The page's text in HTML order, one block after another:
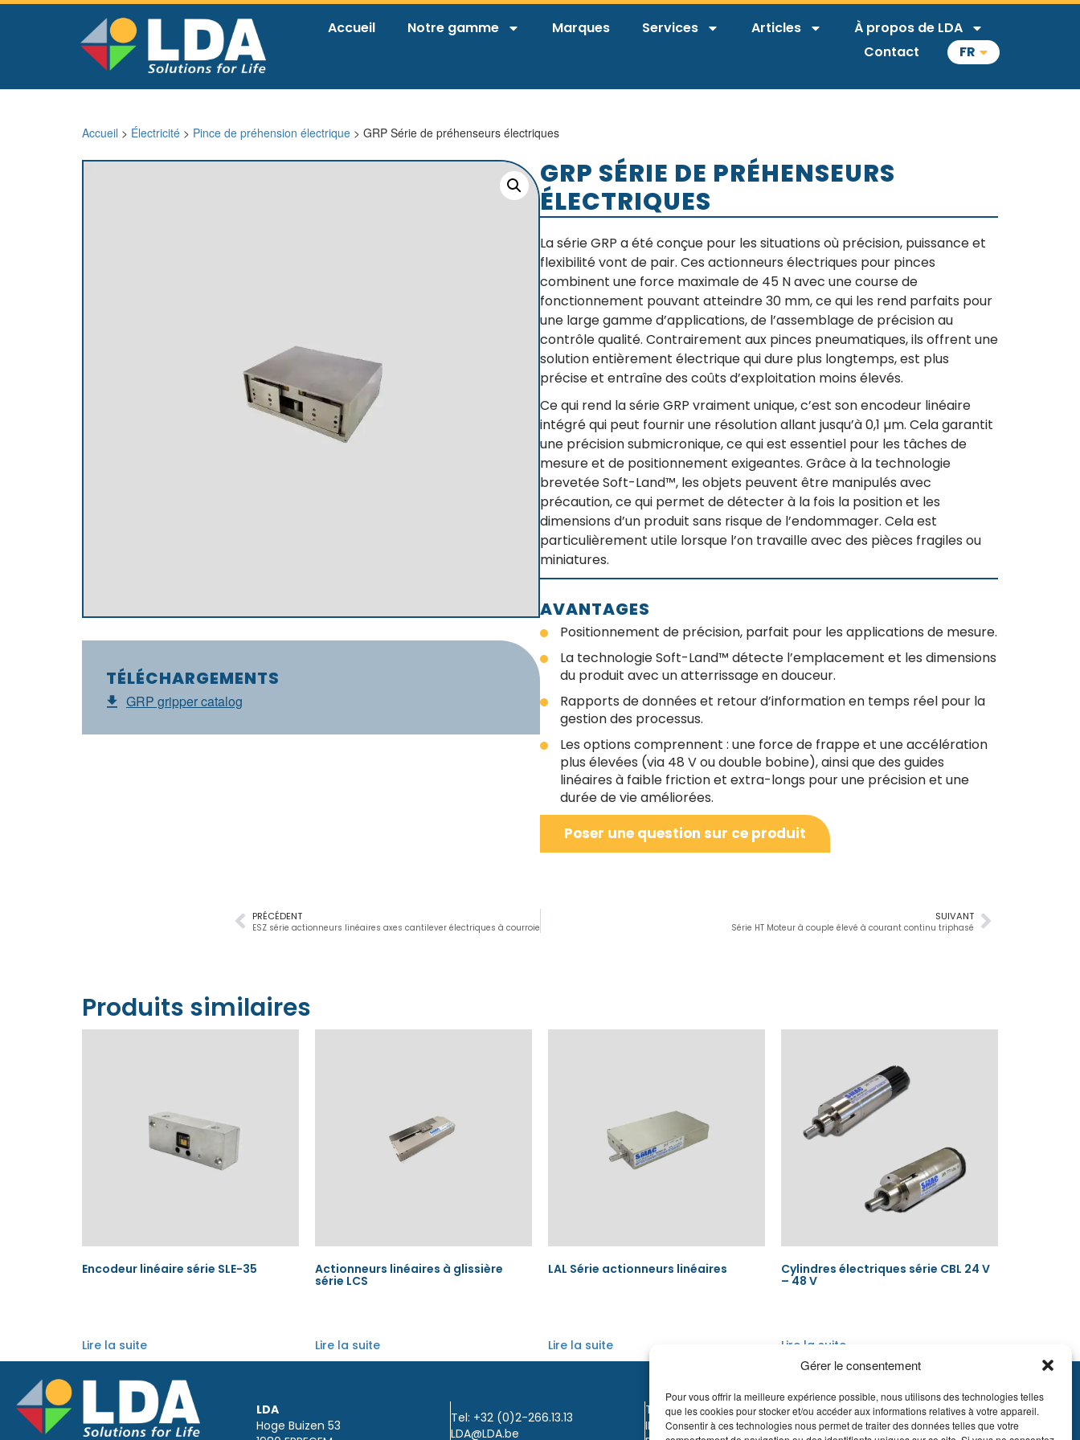
Gérer le consentement
Pour vous offrir la meilleure expérience possible, nous utilisons des technologies telles
que les cookies pour stocker et/ou accéder aux informations relatives à votre appareil.
Consentir à ces technologies nous permet de traiter des données telles que votre
Accueil Notre gamme Marques Services Articles
À propos de LDA
Contact
FR
Accueil > Électricité > Pince de préhension électrique > GRP Série de préhenseurs électriques
TÉLÉCHARGEMENTS
GRP gripper catalog
GRP SÉRIE DE PRÉHENSEURS
ÉLECTRIQUES
La série GRP a été conçue pour les situations où précision, puissance et
flexibilité vont de pair. Ces actionneurs électriques pour pinces
combinent une force maximale de 45 N avec une course de
fonctionnement pouvant atteindre 30 mm, ce qui les rend parfaits pour
une large gamme d’applications, de l’assemblage de précision au
contrôle qualité. Contrairement aux pinces pneumatiques, ils offrent une
solution entièrement électrique qui dure plus longtemps, est plus
précise et entraîne des coûts d’exploitation moins élevés.
Ce qui rend la série GRP vraiment unique, c’est son encodeur linéaire
intégré qui peut fournir une résolution allant jusqu’à 0,1 µm. Cela garantit
une précision submicronique, ce qui est essentiel pour les tâches de
mesure et de positionnement exigeantes. Grâce à la technologie
brevetée Soft-Land™, les objets peuvent être manipulés avec
précaution, ce qui permet de détecter à la fois la position et les
dimensions d’un produit sans risque de l’endommager. Cela est
particulièrement utile lorsque l’on travaille avec des pièces fragiles ou
miniatures.
AVANTAGES
Positionnement de précision, parfait pour les applications de mesure.
La technologie Soft-Land™ détecte l’emplacement et les dimensions
du produit avec un atterrissage en douceur.
Rapports de données et retour d’information en temps réel pour la
gestion des processus.
Les options comprennent : une force de frappe et une accélération
plus élevées (via 48 V ou double bobine), ainsi que des guides
linéaires à faible friction et extra-longs pour une précision et une
durée de vie améliorées.
Poser une question sur ce produit
SUIVANT
Série HT Moteur à couple élevé à courant continu triphasé
PRÉCÉDENT
ESZ série actionneurs linéaires axes cantilever électriques à courroie
Produits similaires
Encodeur linéaire série SLE-35
Lire la suite
Actionneurs linéaires à glissière
série LCS
Lire la suite
LAL Série actionneurs linéaires
Lire la suite
Cylindres électriques série CBL 24 V
– 48 V
Lire la suite
LDA
Hoge Buizen 53
Tel: +32 (0)2-266.13.13
LDA@LDA.be
TVA: BE0405.895.609
IBAN: KBC / BE51 7340 2410 9862